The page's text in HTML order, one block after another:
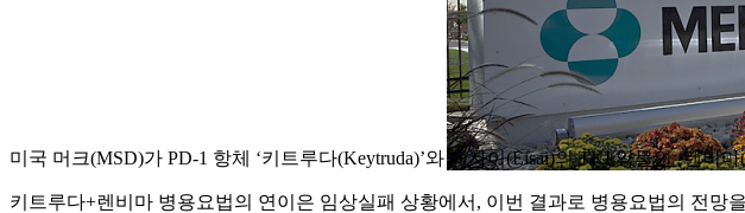
미국 머크(MSD)가 PD-1 항체 ‘키트루다(Keytruda)’와 에자이(Eisai)의 TKI 약물인 ‘렌
키트루다+렌비마 병용요법의 연이은 임상실패 상황에서, 이번 결과로 병용요법의 전